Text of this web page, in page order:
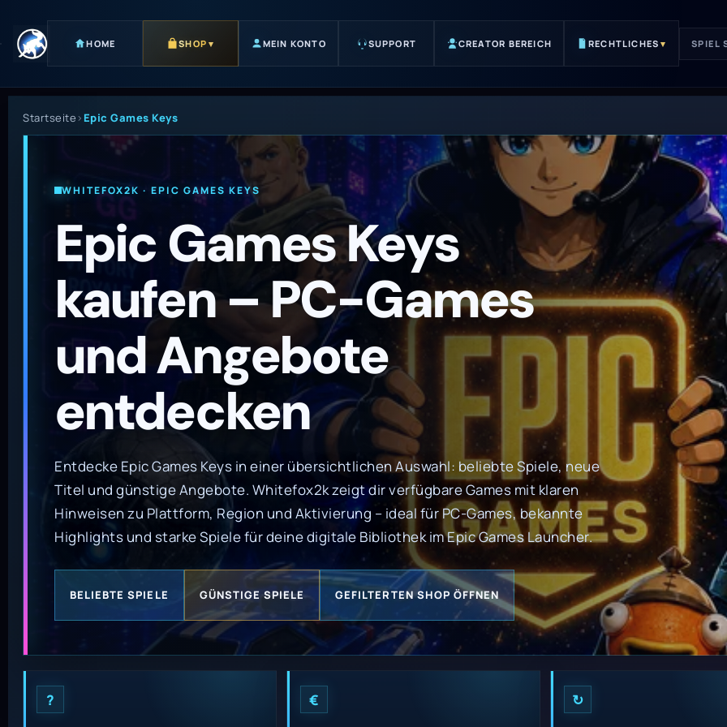
HOME SHOP ▾ MEIN KONTO SUPPORT CREATOR BEREICH RECHTLICHES ▾ SPIEL
Startseite› Epic Games Keys
WHITEFOX2K · EPIC GAMES KEYS
Epic Games Keys
kaufen – PC-Games
und Angebote
entdecken
Entdecke Epic Games Keys in einer übersichtlichen Auswahl: beliebte Spiele, neue
Titel und günstige Angebote. Whitefox2k zeigt dir verfügbare Games mit klaren
Hinweisen zu Plattform, Region und Aktivierung – ideal für PC-Games, bekannte
Highlights und starke Spiele für deine digitale Bibliothek im Epic Games Launcher.
BELIEBTE SPIELE GÜNSTIGE SPIELE GEFILTERTEN SHOP ÖFFNEN
? € ↻